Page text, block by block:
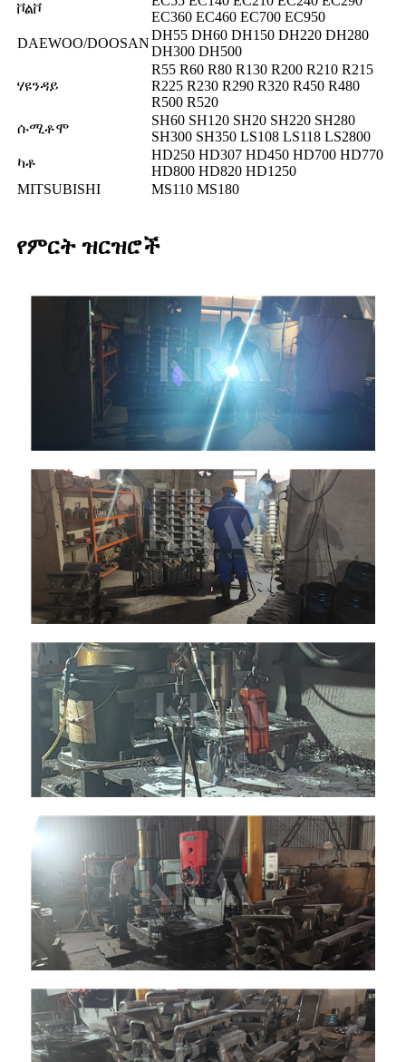
ቮልቮ
EC360 EC460 EC700 EC950
DAEWOO/DOOSAN
DH55 DH60 DH150 DH220 DH280
DH300 DH500
ሃዩንዳይ
R55 R60 R80 R130 R200 R210 R215
R225 R230 R290 R320 R450 R480
R500 R520
ሱሚቶሞ
SH60 SH120 SH20 SH220 SH280
SH300 SH350 LS108 LS118 LS2800
ካቶ
HD250 HD307 HD450 HD700 HD770
HD800 HD820 HD1250
MITSUBISHI
MS110 MS180
የምርት ዝርዝሮች